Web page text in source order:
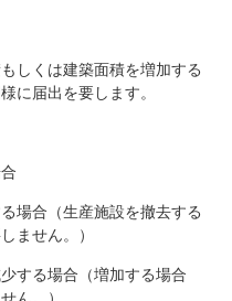
しくは建築面積を増加する
に届出を要します。
場合（生産施設を撤去する
ません。）
する場合（増加する場合